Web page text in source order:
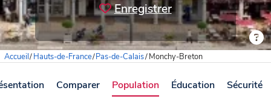
Enregistrer
Accueil/Hauts-de-France/Pas-de-Calais/Monchy-Breton
Comparer Population Éducation Sécurité